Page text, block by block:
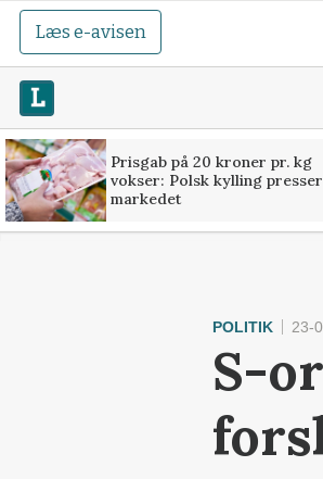
Læs e-avisen
Prisgab på 20 kroner pr. kg
vokser: Polsk kylling presser
markedet
POLITIK 23-
S-